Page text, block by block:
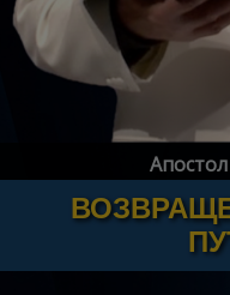
"Итак, будьте